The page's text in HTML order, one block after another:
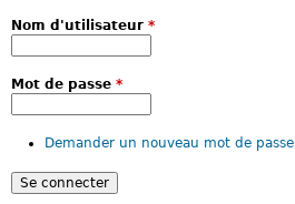
pNom d'utilisateur *
Mot de passe *
Demander un nouveau mot de passe